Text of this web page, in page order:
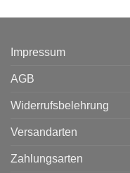
Impressum
AGB
Widerrufsbelehrung
Versandarten
Zahlungsarten